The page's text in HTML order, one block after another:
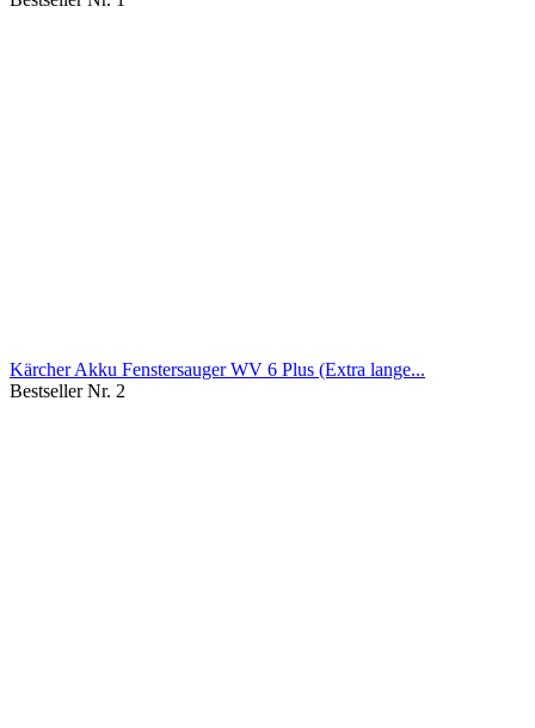
Kärcher Akku Fenstersauger WV 6 Plus (Extra lange...
Bestseller Nr. 2